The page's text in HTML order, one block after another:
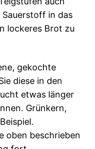
in das
lockeres Brot zu
gekochte
diese in den
etwas länger
Grünkern,
oben beschrieben